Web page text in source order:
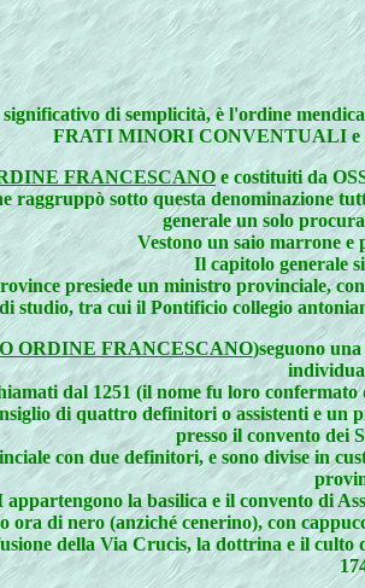
di semplicità, è l'ordine
FRATI MINORI CONVENTUALI
FRANCESCANO e costituiti da
raggruppò sotto questa denominazione
generale un solo
Vestono un saio marrone e
Il capitolo generale
presiede un ministro provinciale,
tra cui il Pontificio collegio
ORDINE FRANCESCANO)seguono
dal 1251 (il nome fu loro
di quattro definitori o assistenti e
presso il convento dei
con due definitori, e sono divise in
la basilica e il convento di
ora di nero (anziché cenerino), con
della Via Crucis, la dottrina e il